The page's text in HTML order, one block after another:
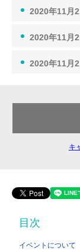
2020年11月
2020年11月
2020年11月
キ
目次
イベントについて